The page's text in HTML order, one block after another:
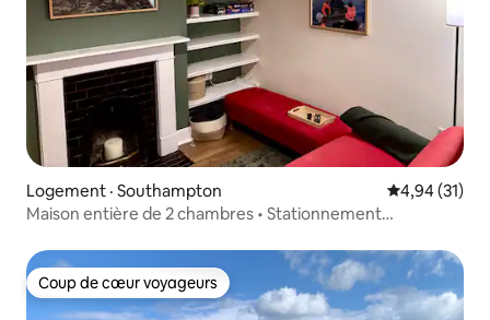
Logement · Southampton Note
4,94 (31)
Maison entière de 2 chambres • Stationnement
Coup de cœur voyageurs
Coup de cœur voyageurs